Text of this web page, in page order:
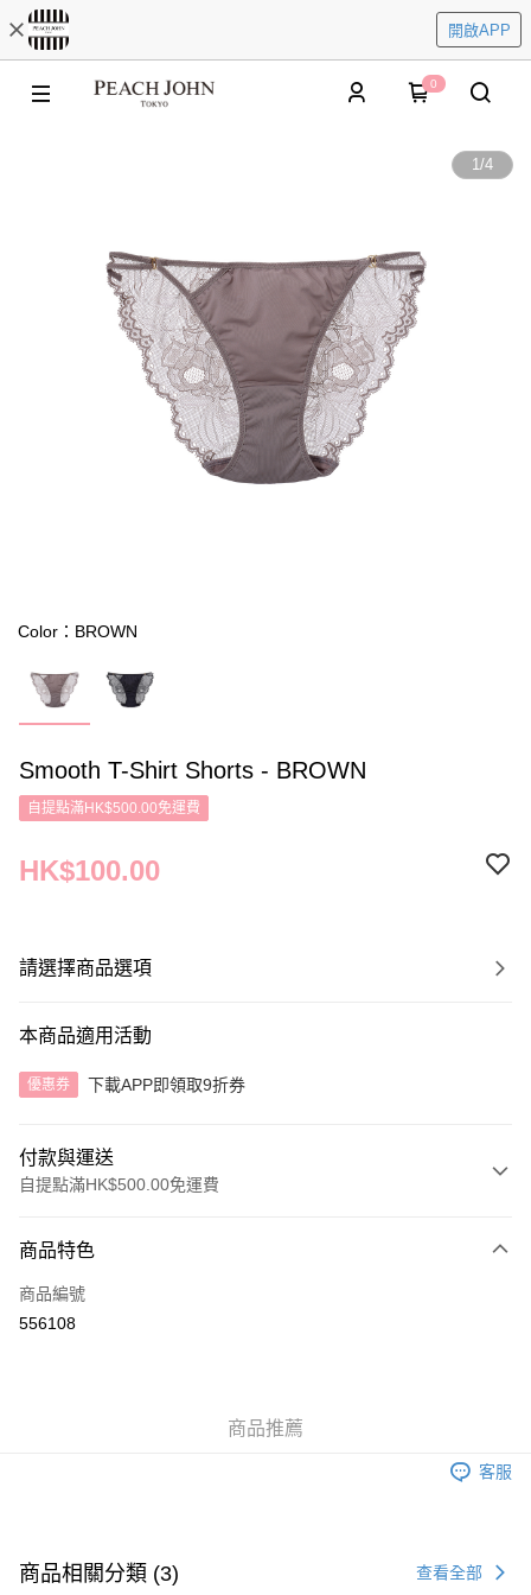
開啟APP
0
1/4
Color：BROWN
Smooth T-Shirt Shorts - BROWN
自提點滿HK$500.00免運費
HK$100.00
請選擇商品選項
本商品適用活動
優惠券 下載APP即領取9折券
付款與運送
自提點滿HK$500.00免運費
信用卡
AlipayHK
每筆HK$40.00，滿HK$500.00或以上免運費
每筆HK$40.00，滿HK$500.00或以上免運費
商品特色
商品編號
556108
商品推薦
客服
商品相關分類 (3) 查看全部